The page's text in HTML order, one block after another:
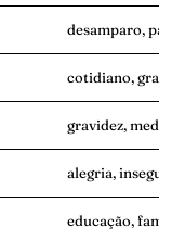
desamparo,
cotidiano,
gravidez, medo,
alegria,
educação,